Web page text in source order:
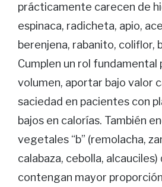
prácticamente carecen de
espinaca, radicheta, apio,
berenjena, rabanito, coliflor,
Cumplen un rol fundamental
volumen, aportar bajo valor
saciedad en pacientes con
bajos en calorías. También
vegetales “b” (remolacha,
calabaza, cebolla, alcauciles)
contengan mayor